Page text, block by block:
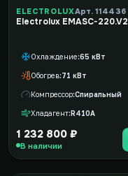
ELECTROLUXАрт. 114436
Electrolux EMASC-220.V2
Охлаждение 65 кВт
Обогрев 71 кВт
Компрессор Спиральный
Хладагент R410A
1 232 800 ₽
В наличии